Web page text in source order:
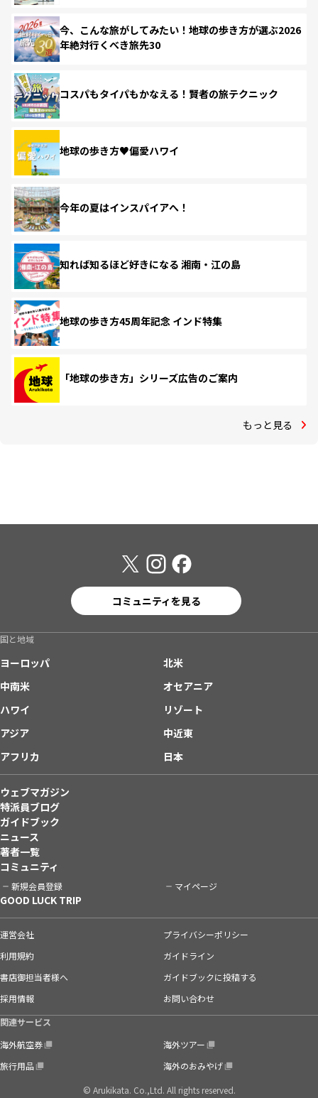
今、こんな旅がしてみたい！地球の歩き方が選ぶ2026
年絶対行くべき旅先30
コスパもタイパもかなえる！賢者の旅テクニック
地球の歩き方♥偏愛ハワイ
今年の夏はインスパイアへ！
知れば知るほど好きになる 湘南・江の島
地球の歩き方45周年記念 インド特集
「地球の歩き方」シリーズ広告のご案内
もっと見る
コミュニティを見る
国と地域
ヨーロッパ
北米
中南米
オセアニア
ハワイ
リゾート
アジア
中近東
アフリカ
日本
ウェブマガジン
特派員ブログ
ガイドブック
ニュース
著者一覧
コミュニティ
新規会員登録 マイページ
GOOD LUCK TRIP
運営会社
プライバシーポリシー
利用規約
ガイドライン
書店御担当者様へ
ガイドブックに投稿する
採用情報
お問い合わせ
関連サービス
海外航空券
海外ツアー
旅行用品
海外のおみやげ
© Arukikata. Co.,Ltd. All rights reserved.